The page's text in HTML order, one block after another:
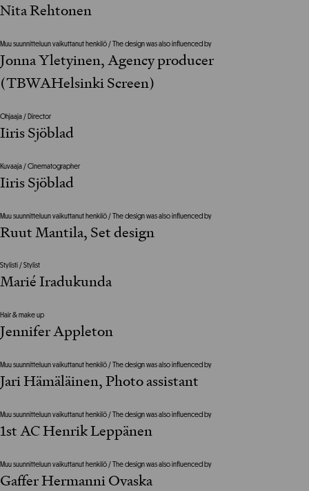
Nita Rehtonen
Muu suunnitteluun vaikuttanut henkilö / The design was also influenced by
Jonna Yletyinen, Agency producer
(TBWAHelsinki Screen)
Ohjaaja / Director
Iiris Sjöblad
Kuvaaja / Cinematographer
Iiris Sjöblad
Muu suunnitteluun vaikuttanut henkilö / The design was also influenced by
Ruut Mantila, Set design
Stylisti / Stylist
Marié Iradukunda
Hair & make up
Jennifer Appleton
Muu suunnitteluun vaikuttanut henkilö / The design was also influenced by
Jari Hämäläinen, Photo assistant
Muu suunnitteluun vaikuttanut henkilö / The design was also influenced by
1st AC Henrik Leppänen
Muu suunnitteluun vaikuttanut henkilö / The design was also influenced by
Gaffer Hermanni Ovaska